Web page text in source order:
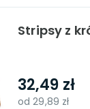
Stripsy z
32,49 zł
od29,89 zł